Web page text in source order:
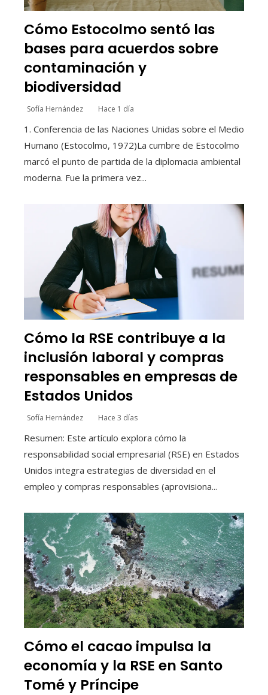
Cómo Estocolmo sentó las
bases para acuerdos sobre
contaminación y
biodiversidad
Sofía Hernández Hace 1 día
1. Conferencia de las Naciones Unidas sobre el Medio
Humano (Estocolmo, 1972)La cumbre de Estocolmo
marcó el punto de partida de la diplomacia ambiental
moderna. Fue la primera vez...
Cómo la RSE contribuye a la
inclusión laboral y compras
responsables en empresas de
Estados Unidos
Sofía Hernández Hace 3 días
Resumen: Este artículo explora cómo la
responsabilidad social empresarial (RSE) en Estados
Unidos integra estrategias de diversidad en el
empleo y compras responsables (aprovisiona...
Cómo el cacao impulsa la
economía y la RSE en Santo
Tomé y Príncipe